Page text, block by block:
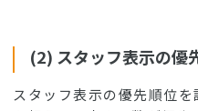
(2) スタッフ表示の優
スタッフ表示の優先順位